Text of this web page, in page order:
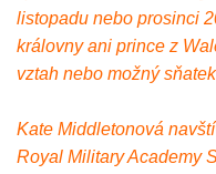
listopadu nebo prosinci
královny ani prince z
vztah nebo možný
Kate Middletonová
Royal Military Academy